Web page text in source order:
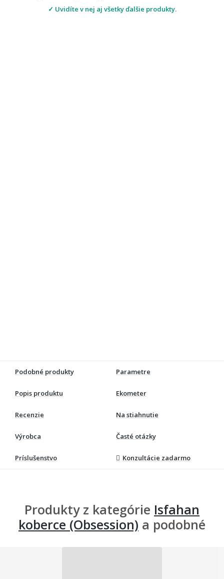
✓ Uvidíte v nej aj všetky ďalšie produkty.
Podobné produkty Parametre
Popis produktu Ekometer
Recenzie Na stiahnutie
Výrobca Časté otázky
Príslušenstvo Konzultácie zadarmo
Produkty z kategórie Isfahan
koberce (Obsession) a podobné